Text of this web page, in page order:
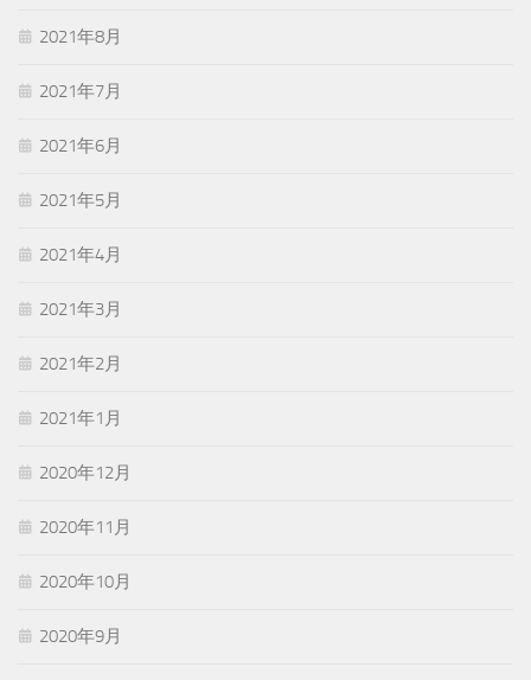
2021年8月
2021年7月
2021年6月
2021年5月
2021年4月
2021年3月
2021年2月
2021年1月
2020年12月
2020年11月
2020年10月
2020年9月